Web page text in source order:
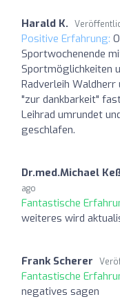
Harald K.
Positive Erfahrung:
Sportwochenende
Sportmöglichkeiten
Radverleih
"zur dankbarkeit"
Leihrad umrundet
geschlafen.
Dr.med.Michael
ago
Fantastische
weiteres wird
Frank Scherer
Fantastische
negatives sagen